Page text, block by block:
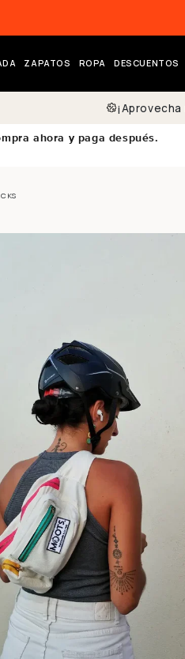
ZAPATOS ROPA DESCUENTOS
¡Aprovecha
ahora y paga después.